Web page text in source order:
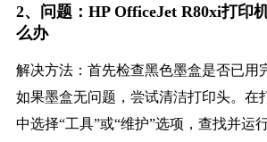
2、问题：HP OfficeJet R80xi打印
么办
解决方法：首先检查黑色墨盒是否已用
如果墨盒无问题，尝试清洁打印头。在
中选择“工具”或“维护”选项，查找并运